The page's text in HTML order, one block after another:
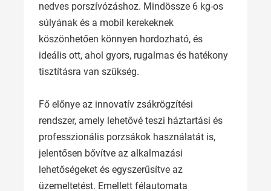
nedves porszívózáshoz. Mindössze 6 kg-os
súlyának és a mobil kerekeknek
köszönhetően könnyen hordozható, és
ideális ott, ahol gyors, rugalmas és hatékony
tisztításra van szükség.
Fő előnye az innovatív zsákrögzítési
rendszer, amely lehetővé teszi háztartási és
professzionális porzsákok használatát is,
jelentősen bővítve az alkalmazási
lehetőségeket és egyszerűsítve az
üzemeltetést. Emellett félautomata